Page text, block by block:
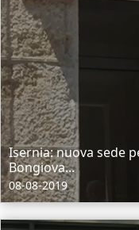
Isernia: nuova sede
Bongiova...
08-08-2019